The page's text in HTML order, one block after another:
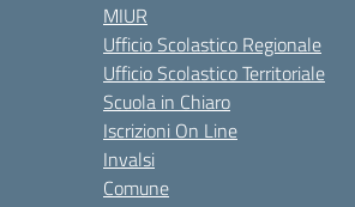
MIUR
Ufficio Scolastico Regionale
Ufficio Scolastico Territoriale
Scuola in Chiaro
Iscrizioni On Line
Invalsi
Comune